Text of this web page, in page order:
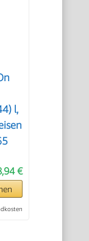
l,
€